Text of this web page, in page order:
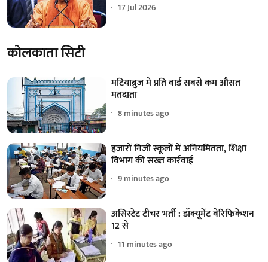
17 Jul 2026
कोलकाता सिटी
मटियाब्रुज में प्रति वार्ड सबसे कम औसत
मतदाता
8 minutes ago
हजारों निजी स्कूलों में अनियमितता, शिक्षा
विभाग की सख्त कार्रवाई
9 minutes ago
असिस्टेंट टीचर भर्ती : डॉक्यूमेंट वेरिफिकेशन
12 से
11 minutes ago